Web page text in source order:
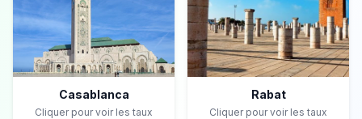
Casablanca
Cliquer pour voir les taux
Rabat
Cliquer pour voir les taux